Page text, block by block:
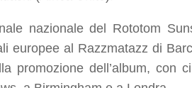
nazionale del Rototom
europee al Razzmatazz di
promozione dell’album, con